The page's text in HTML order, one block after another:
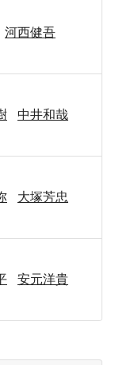
河西健吾
中井和哉
大塚芳忠
安元洋貴